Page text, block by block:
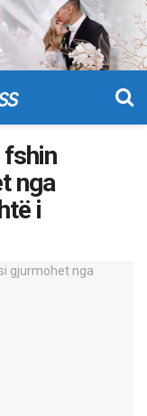
nga
i